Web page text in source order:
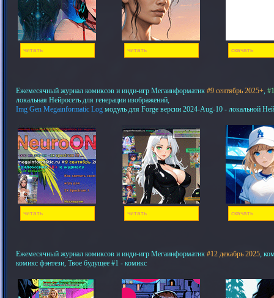
читать читать скачать
Ежемесячный журнал комиксов и инди-игр Мегаинформатик #9 сентябрь 2025+,
локальная Нейросеть для генерации изображений,
Img Gen Megainformatic Log модуль для Forge версии 2024-Aug-10 - локальной
читать читать скачать
Ежемесячный журнал комиксов и инди-игр Мегаинформатик #12 декабрь 2025,
комикс фэнтези, Твое будущее #1 - комикс